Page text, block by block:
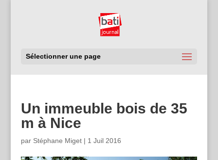
Sélectionner une page
Un immeuble bois de 35
m à Nice
par Stéphane Miget| 1 Juil 2016